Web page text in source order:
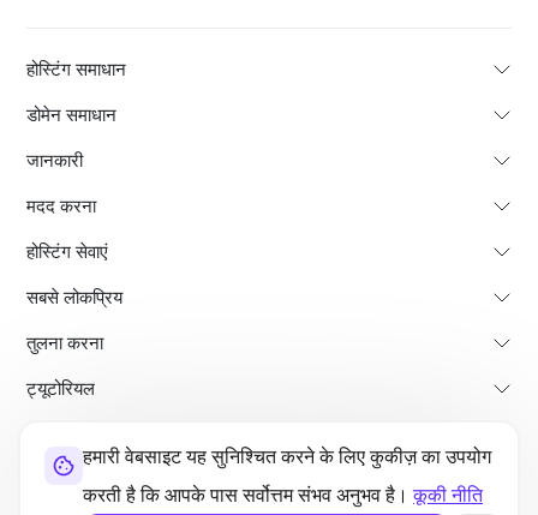
हमारी वेबसाइट यह सुनिश्चित करने के लिए कुकीज़ का उपयोग
करती है कि आपके पास सर्वोत्तम संभव अनुभव है।कूकी नीति
होस्टिंग समाधान
डोमेन समाधान
जानकारी
मदद करना
होस्टिंग सेवाएं
सबसे लोकप्रिय
तुलना करना
ट्यूटोरियल
हमारे बारे मेंभुगतान वापसी की नीतिनियम और शर्तेंगोपनीयता नीतिकानूनीसाइट मैप